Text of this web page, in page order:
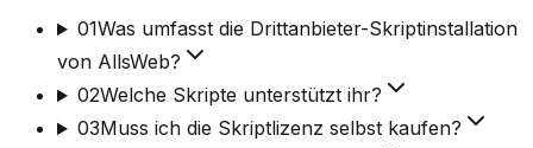
01Was umfasst die Drittanbieter-Skriptinstallation
von AllsWeb?
02Welche Skripte unterstützt ihr?
03Muss ich die Skriptlizenz selbst kaufen?